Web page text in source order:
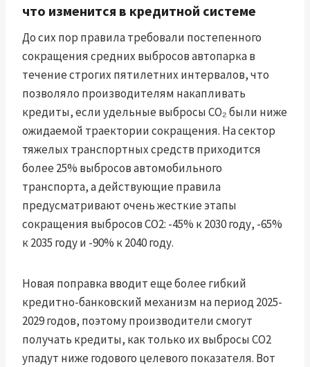
что изменится в кредитной системе
До сих пор правила требовали постепенного
сокращения средних выбросов автопарка в
течение строгих пятилетних интервалов, что
позволяло производителям накапливать
кредиты, если удельные выбросы CO₂ были ниже
ожидаемой траектории сокращения. На сектор
тяжелых транспортных средств приходится
более 25% выбросов автомобильного
транспорта, а действующие правила
предусматривают очень жесткие этапы
сокращения выбросов CO2: -45% к 2030 году, -65%
к 2035 году и -90% к 2040 году.
Новая поправка вводит еще более гибкий
кредитно-банковский механизм на период 2025-
2029 годов, поэтому производители смогут
получать кредиты, как только их выбросы CO2
упадут ниже годового целевого показателя. Вот